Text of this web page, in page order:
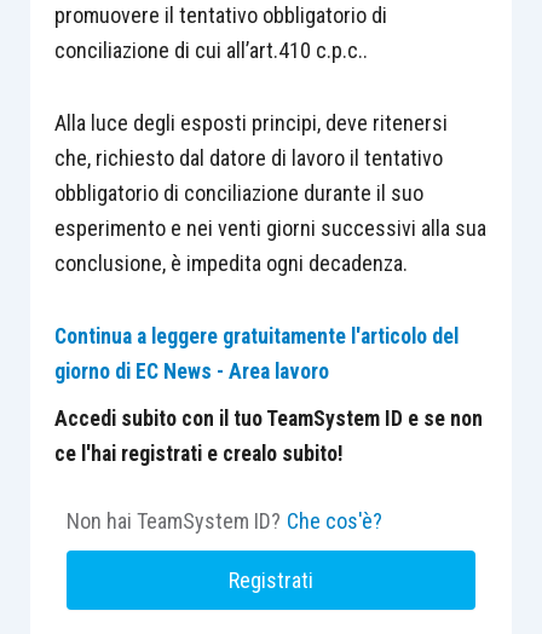
promuovere il tentativo obbligatorio di
conciliazione di cui all’art.410 c.p.c..
Alla luce degli esposti principi, deve ritenersi
che, richiesto dal datore di lavoro il tentativo
obbligatorio di conciliazione durante il suo
esperimento e nei venti giorni successivi alla sua
conclusione, è impedita ogni decadenza.
Continua a leggere gratuitamente l'articolo del
giorno di EC News - Area lavoro
Accedi subito con il tuo TeamSystem ID e se non
ce l'hai registrati e crealo subito!
Non hai TeamSystem ID? Che cos'è?
Registrati